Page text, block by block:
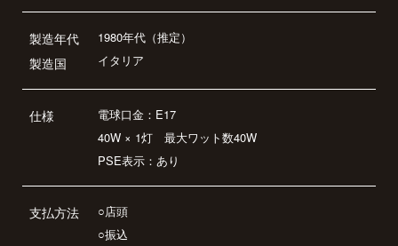
製造年代
製造国
1980年代（推定）
イタリア
仕様
電球口金：E17
40W × 1灯 最大ワット数40W
PSE表示：あり
支払方法
○店頭
○振込